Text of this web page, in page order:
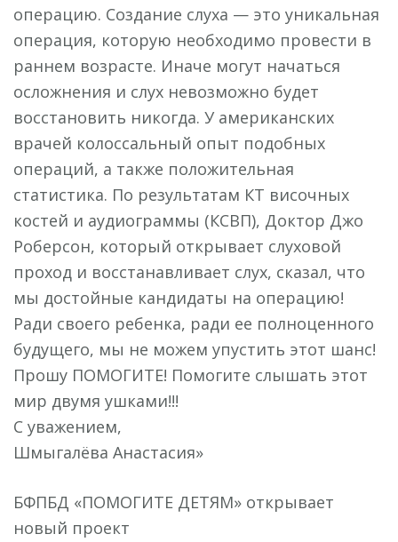
операцию. Создание слуха — это уникальная
операция, которую необходимо провести в
раннем возрасте. Иначе могут начаться
осложнения и слух невозможно будет
восстановить никогда. У американских
врачей колоссальный опыт подобных
операций, а также положительная
статистика. По результатам КТ височных
костей и аудиограммы (КСВП), Доктор Джо
Роберсон, который открывает слуховой
проход и восстанавливает слух, сказал, что
мы достойные кандидаты на операцию!
Ради своего ребенка, ради ее полноценного
будущего, мы не можем упустить этот шанс!
Прошу ПОМОГИТЕ! Помогите слышать этот
мир двумя ушками!!!
С уважением,
Шмыгалёва Анастасия»
БФПБД «ПОМОГИТЕ ДЕТЯМ» открывает
новый проект